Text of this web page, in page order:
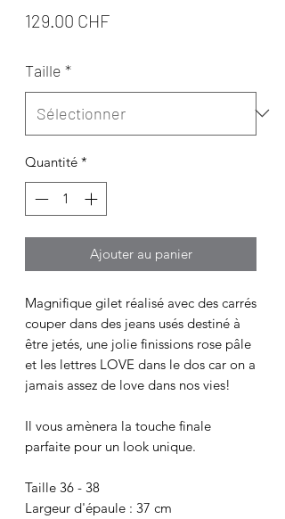
129.00 CHFPrix
Taille *
Quantité *
Ajouter au panier
Magnifique gilet réalisé avec des carrés
couper dans des jeans usés destiné à
être jetés, une jolie finissions rose pâle
et les lettres LOVE dans le dos car on a
jamais assez de love dans nos vies!
Il vous amènera la touche finale
parfaite pour un look unique.
Taille 36 - 38
Largeur d'épaule : 37 cm